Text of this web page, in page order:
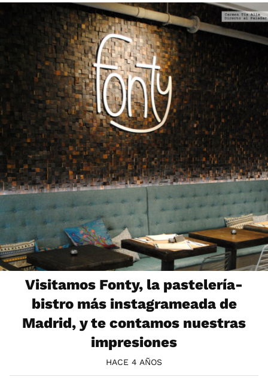
Visitamos Fonty, la pastelería-
bistro más instagrameada de
Madrid, y te contamos nuestras
impresiones
HACE 4 AÑOS